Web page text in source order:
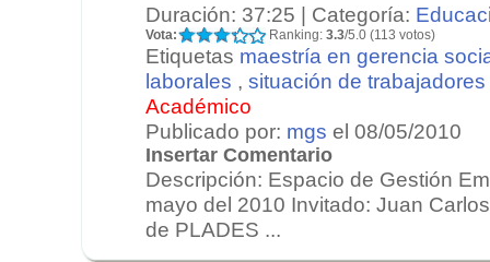
Duración: 37:25 | Categoría:
Vota: Ranking: 3.3/5.0 (113 votos)
Etiquetas maestría en gerencia
laborales , situación de trabajadores
Académico
Publicado por: mgs el 08/05/2010
Insertar Comentario
Descripción: Espacio de Gestión
mayo del 2010 Invitado: Juan
de PLADES ...